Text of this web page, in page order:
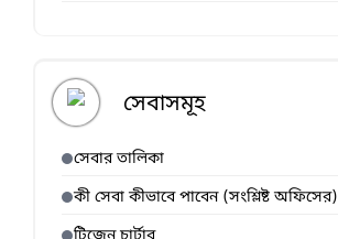
সেবাসমূহ
সেবার তালিকা
কী সেবা কীভাবে পাবেন (সংশ্লিষ্ট অফিসের)